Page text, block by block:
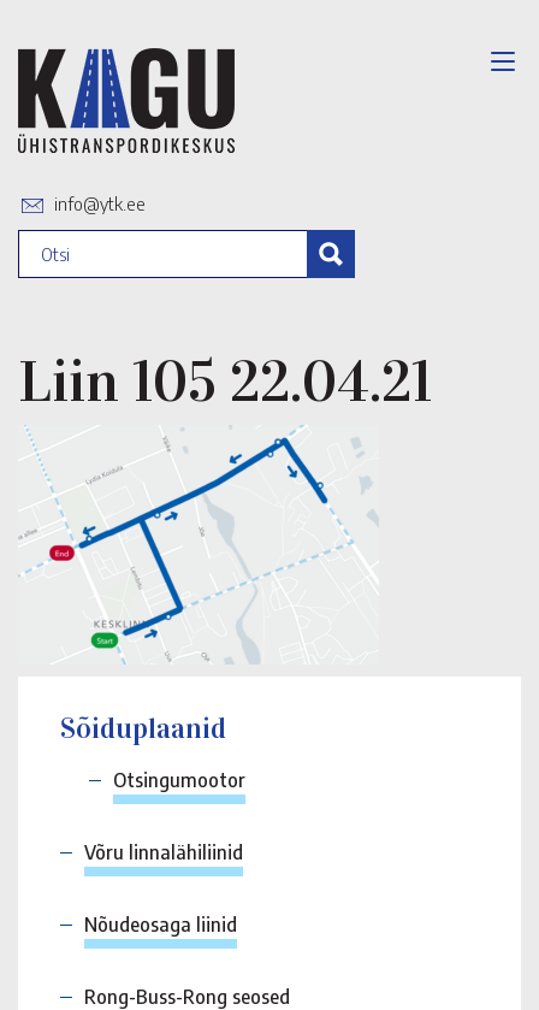
info@ytk.ee
Liin 105 22.04.21
Sõiduplaanid
Otsingumootor
Võru linnalähiliinid
Nõudeosaga liinid
Rong-Buss-Rong seosed